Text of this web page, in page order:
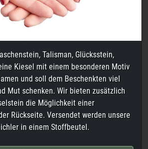
Andenken Ihres verstorbenen Tieres an.
Ihres Wegbegleiters auf Naturkiesel
aus.
Steine eignen sich aber auch besonders
und Waldbestattungen
. Der Gestaltungsmöglichkeit sind
Auch eine Fotogravur, eigene
sind hier möglich.
die unsere Welt viel zu früh
wir auch Grabsteine oder
können Sie uns auch die Orginal-